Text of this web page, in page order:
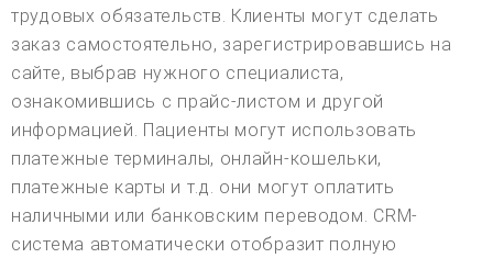
трудовых обязательств. Клиенты могут сделать
заказ самостоятельно, зарегистрировавшись на
сайте, выбрав нужного специалиста,
ознакомившись с прайс-листом и другой
информацией. Пациенты могут использовать
платежные терминалы, онлайн-кошельки,
платежные карты и т.д. они могут оплатить
наличными или банковским переводом. CRM-
система автоматически отобразит полную